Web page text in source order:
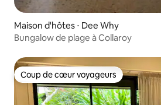
Maison d'hôtes ⋅ Dee Why
Bungalow de plage à Collaroy
Coup de cœur voyageurs
Coup de cœur voyageurs